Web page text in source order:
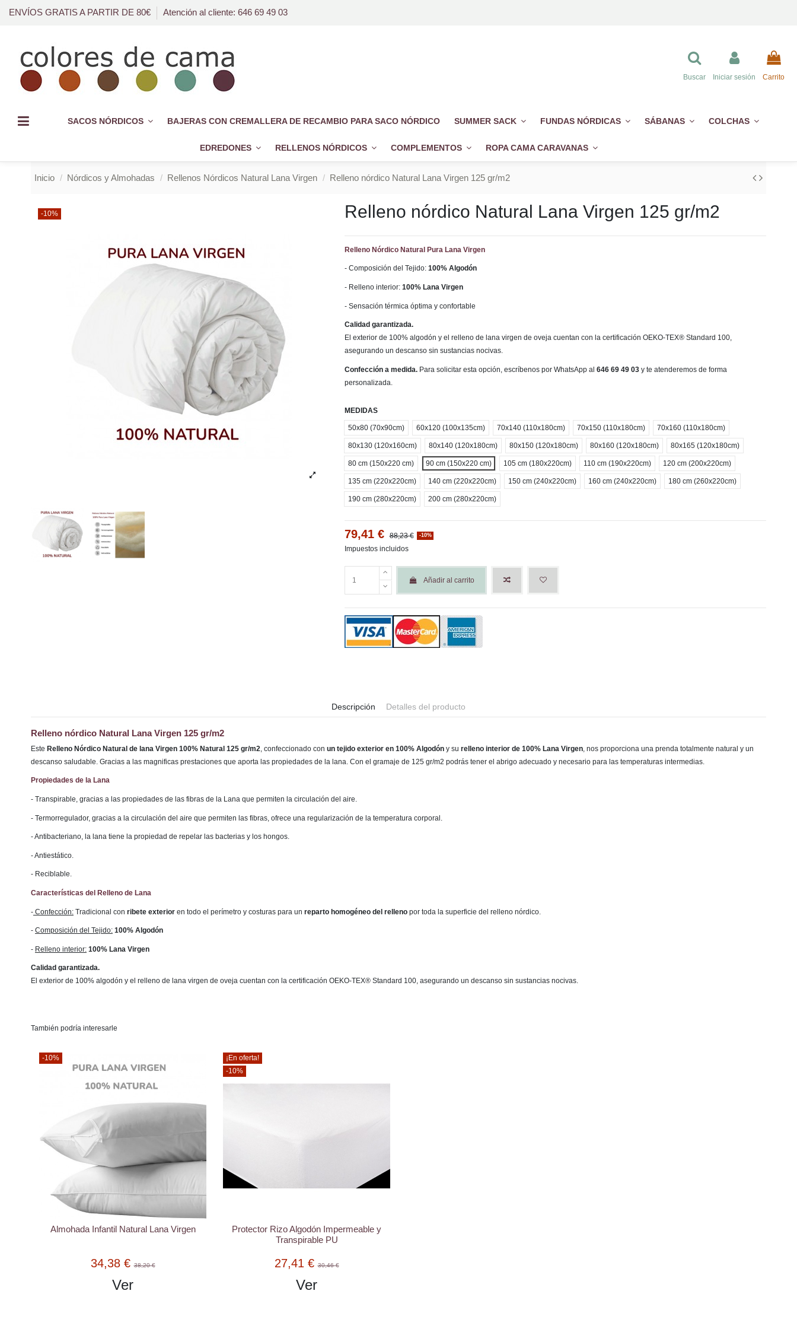
ENVÍOS GRATIS A PARTIR DE 80€ Atención al cliente: 646 69 49 03
Buscar Iniciar sesión Carrito
SACOS NÓRDICOS BAJERAS CON CREMALLERA DE RECAMBIO PARA SACO NÓRDICO SUMMER SACK FUNDAS NÓRDICAS SÁBANAS COLCHAS
EDREDONES RELLENOS NÓRDICOS COMPLEMENTOS ROPA CAMA CARAVANAS
Inicio Nórdicos y Almohadas Rellenos Nórdicos Natural Lana Virgen Relleno nórdico Natural Lana Virgen 125 gr/m2
-10% Relleno nórdico Natural Lana Virgen 125 gr/m2
Relleno Nórdico Natural Pura Lana Virgen
- Composición del Tejido:100% Algodón
- Relleno interior:100% Lana Virgen
- Sensación térmica óptima y confortable
Calidad garantizada.
El exterior de 100% algodón y el relleno de lana virgen de oveja cuentan con la certificación OEKO-TEX® Standard 100,
asegurando un descanso sin sustancias nocivas.
Confección a medida. Para solicitar esta opción, escríbenos por WhatsApp al646 69 49 03y te atenderemos de forma
personalizada.
MEDIDAS
50x80 (70x90cm) 60x120 (100x135cm) 70x140 (110x180cm) 70x150 (110x180cm) 70x160 (110x180cm)
80x130 (120x160cm) 80x140 (120x180cm) 80x150 (120x180cm) 80x160 (120x180cm) 80x165 (120x180cm)
80 cm (150x220 cm) 90 cm (150x220 cm) 105 cm (180x220cm) 110 cm (190x220cm) 120 cm (200x220cm)
135 cm (220x220cm) 140 cm (220x220cm) 150 cm (240x220cm) 160 cm (240x220cm) 180 cm (260x220cm)
190 cm (280x220cm) 200 cm (280x220cm)
79,41 € 88,23 € -10%
Impuestos incluidos
Añadir al carrito
Descripción Detalles del producto
Relleno nórdico Natural Lana Virgen 125 gr/m2
Este Relleno Nórdico Natural de lana Virgen 100% Natural 125 gr/m2, confeccionado con un tejido exterior en 100% Algodón y su relleno interior de 100% Lana Virgen, nos proporciona una prenda totalmente natural y un
descanso saludable. Gracias a las magnificas prestaciones que aporta las propiedades de la lana. Con el gramaje de 125 gr/m2 podrás tener el abrigo adecuado y necesario para las temperaturas intermedias.
Propiedades de la Lana
- Transpirable, gracias a las propiedades de las fibras de la Lana que permiten la circulación del aire.
- Termorregulador, gracias a la circulación del aire que permiten las fibras, ofrece una regularización de la temperatura corporal.
- Antibacteriano, la lana tiene la propiedad de repelar las bacterias y los hongos.
- Antiestático.
- Reciblable.
Características del Relleno de Lana
- Confección: Tradicional con ribete exterior en todo el perímetro y costuras para un reparto homogéneo del relleno por toda la superficie del relleno nórdico.
- Composición del Tejido: 100% Algodón
- Relleno interior: 100% Lana Virgen
Calidad garantizada.
El exterior de 100% algodón y el relleno de lana virgen de oveja cuentan con la certificación OEKO-TEX® Standard 100, asegurando un descanso sin sustancias nocivas.
También podría interesarle
-10%
Almohada Infantil Natural Lana Virgen
34,38 €38,20 €
Ver
¡En oferta!
-10%
Protector Rizo Algodón Impermeable y
Transpirable PU
27,41 €30,46 €
Ver